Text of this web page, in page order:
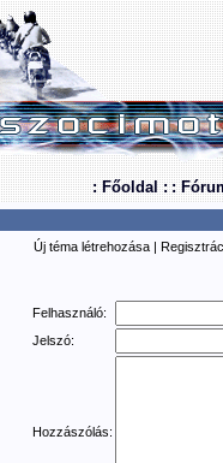
: Főoldal : :
Új téma létrehozása |
Felhasználó:
Jelszó:
Hozzászólás: